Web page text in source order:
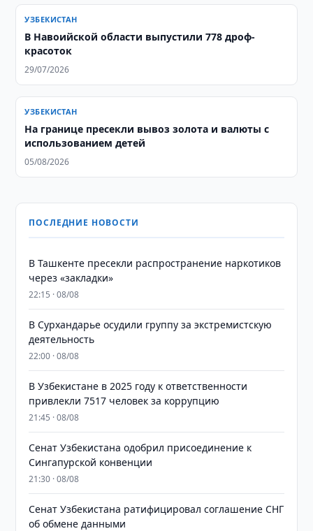
УЗБЕКИСТАН
В Навоийской области выпустили 778 дроф-
красоток
29/07/2026
УЗБЕКИСТАН
На границе пресекли вывоз золота и валюты с
использованием детей
05/08/2026
ПОСЛЕДНИЕ НОВОСТИ
В Ташкенте пресекли распространение наркотиков
через «закладки»
22:15 · 08/08
В Сурхандарье осудили группу за экстремистскую
деятельность
22:00 · 08/08
В Узбекистане в 2025 году к ответственности
привлекли 7517 человек за коррупцию
21:45 · 08/08
Сенат Узбекистана одобрил присоединение к
Сингапурской конвенции
21:30 · 08/08
Сенат Узбекистана ратифицировал соглашение СНГ
об обмене данными